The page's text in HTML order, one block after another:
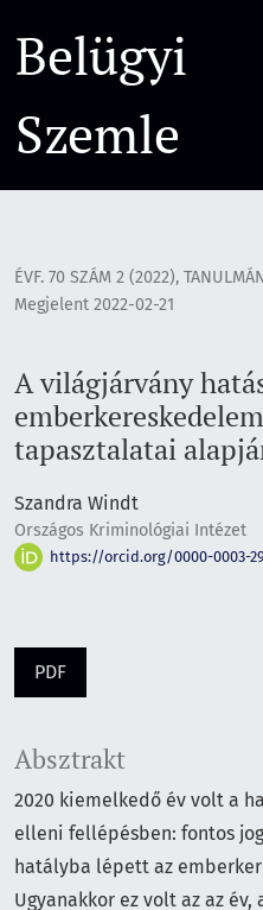
Belügyi
Szemle
ÉVF. 70 SZÁM 2 (2022),
A világjárvány
tapasztalatai
Megjelent 2022-02-21
Szandra Windt
Országos Kriminológiai Intézet
https://orcid.org/0000-0003-
PDF
Absztrakt
2020 kiemelkedő év volt a
elleni fellépésben: fontos
hatályba lépett az
Ugyanakkor ez volt az az